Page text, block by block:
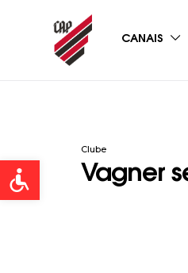
Open toolbar
CANAIS
Clube
Vagner